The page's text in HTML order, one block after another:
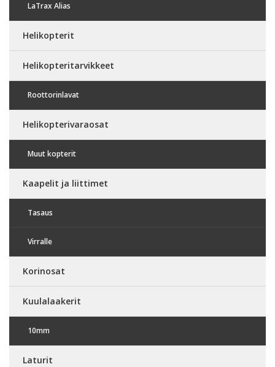
LaTrax Alias
Helikopterit
Helikopteritarvikkeet
Roottorinlavat
Helikopterivaraosat
Muut kopterit
Kaapelit ja liittimet
Tasaus
Virralle
Korinosat
Kuulalaakerit
10mm
Laturit